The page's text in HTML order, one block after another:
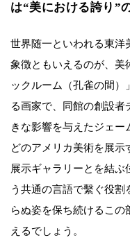
は“美における誇り”
世界随一といわれる東洋
象徴ともいえるのが、美
ックルーム（孔雀の間
る画家で、同館の創設
きな影響を与えたジェ
どのアメリカ美術を展
展示ギャラリーとを結ぶ
う共通の言語で繫ぐ役
らぬ姿を保ち続けるこ
えるでしょう。